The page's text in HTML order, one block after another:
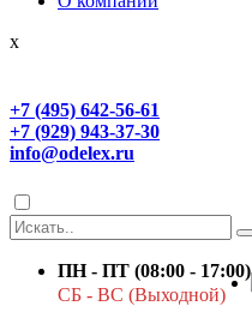
x
+7 (495) 642-56-61
+7 (929) 943-37-30
info@odelex.ru
ПН - ПТ (08:00 - 17:00)
СБ - ВС (Выходной)